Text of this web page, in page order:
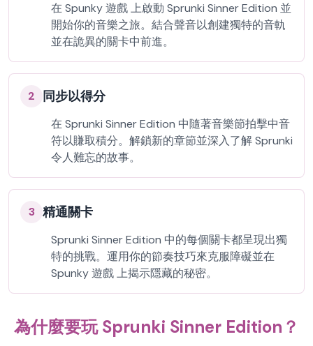
在 Spunky 遊戲 上啟動 Sprunki Sinner Edition 並
開始你的音樂之旅。結合聲音以創建獨特的音軌
並在詭異的關卡中前進。
2 同步以得分
在 Sprunki Sinner Edition 中隨著音樂節拍擊中音
符以賺取積分。解鎖新的章節並深入了解 Sprunki
令人難忘的故事。
3 精通關卡
Sprunki Sinner Edition 中的每個關卡都呈現出獨
特的挑戰。運用你的節奏技巧來克服障礙並在
Spunky 遊戲 上揭示隱藏的秘密。
為什麼要玩 Sprunki Sinner Edition？